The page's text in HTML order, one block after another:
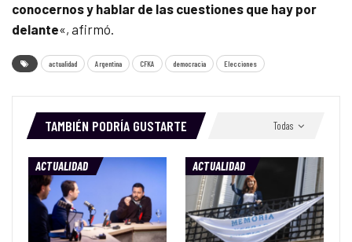
conocernos y hablar de las cuestiones que hay por
delante«, afirmó.
actualidad Argentina CFKA democracia Elecciones
Todas
TAMBIÉN PODRÍA GUSTARTE
ACTUALIDAD ACTUALIDAD